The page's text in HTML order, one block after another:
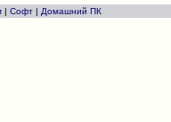
| Софт | Домашний ПК